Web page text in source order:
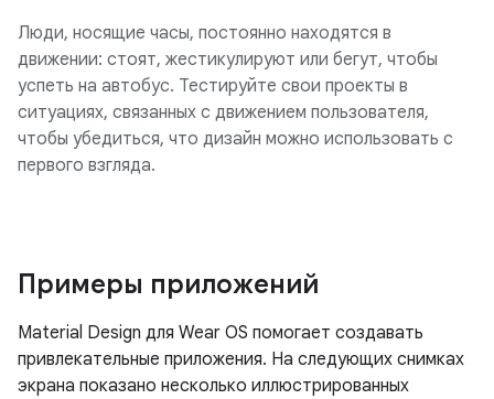
Люди, носящие часы, постоянно находятся в
движении: стоят, жестикулируют или бегут, чтобы
успеть на автобус. Тестируйте свои проекты в
ситуациях, связанных с движением пользователя,
чтобы убедиться, что дизайн можно использовать с
первого взгляда.
Примеры приложений
Material Design для Wear OS помогает создавать
привлекательные приложения. На следующих снимках
экрана показано несколько иллюстрированных